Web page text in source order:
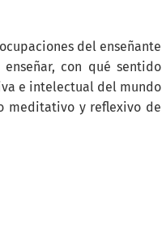
del enseñante
con qué sentido
e intelectual del mundo
meditativo y reflexivo de